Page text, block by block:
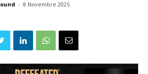
- 8 Novembre 2025